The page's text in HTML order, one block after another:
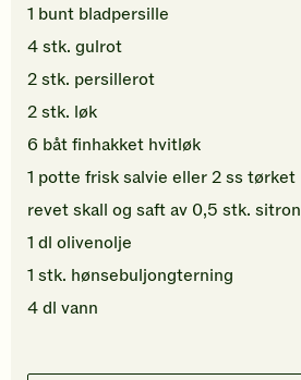
1 bunt bladpersille
4stk. gulrot
2stk. persillerot
2stk. løk
6 båtfinhakket hvitløk
1 potte frisk salvie eller 2 ss tørket
revet skall og saft av 0,5 stk. sitron
1 dl olivenolje
1 stk. hønsebuljongterning
4dl vann